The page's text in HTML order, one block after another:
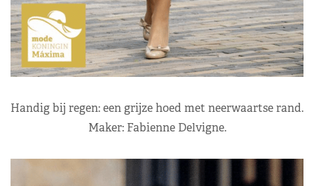
Handig bij regen: een grijze hoed met neerwaartse rand.
Maker: Fabienne Delvigne.